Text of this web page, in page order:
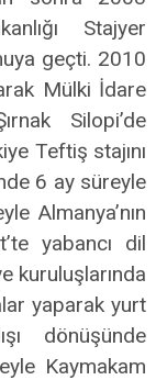
Stajyer
geçti. 2010
Mülki İdare
Silopi’de
Teftiş stajını
6 ay süreyle
Almanya’nın
yabancı dil
kuruluşlarında
yaparak yurt
dönüşünde
Kaymakam